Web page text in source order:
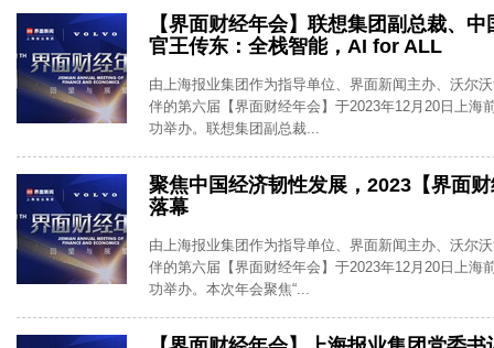
【界面财经年会】联想集团副总裁、
官王传东：全栈智能，AI for ALL
由上海报业集团作为指导单位、界面新闻主办、沃尔
伴的第六届【界面财经年会】于2023年12月20日上海
功举办。联想集团副总裁...
聚焦中国经济韧性发展，2023【界面
落幕
由上海报业集团作为指导单位、界面新闻主办、沃尔
伴的第六届【界面财经年会】于2023年12月20日上海
功举办。本次年会聚焦“...